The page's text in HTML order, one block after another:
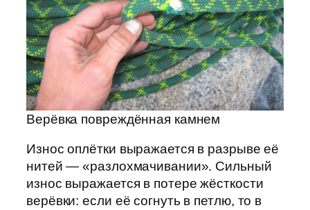
Верёвка повреждённая камнем
Износ оплётки выражается в разрыве её
нитей — «разлохмачивании». Сильный
износ выражается в потере жёсткости
верёвки: если её согнуть в петлю, то в